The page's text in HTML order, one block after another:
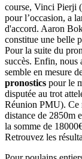
course, Vinci Pierji
pour l’occasion, a
d'accord. Aaron
constitue une belle
Pour la suite du
succès. Enfin, nous
semble en mesure
pronostics pour le
disputée au trot
Réunion PMU). Ce
distance de 2850m
la somme de
Retrouvez les